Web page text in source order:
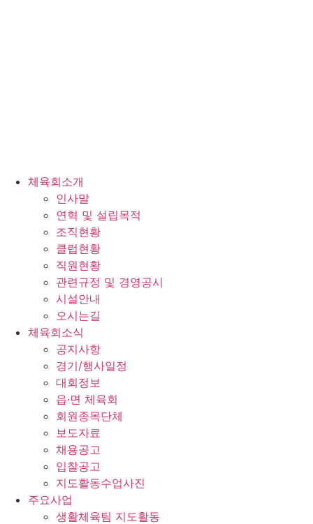
체육회소개
인사말
연혁 및 설립목적
조직현황
클럽현황
직원현황
관련규정 및 경영공시
시설안내
오시는길
체육회소식
공지사항
경기/행사일정
대회정보
읍·면 체육회
회원종목단체
보도자료
채용공고
입찰공고
지도활동수업사진
주요사업
생활체육팀 지도활동